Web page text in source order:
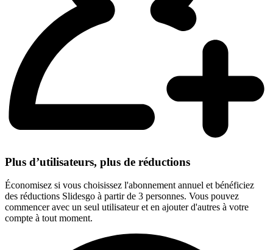
Plus d’utilisateurs, plus de réductions
Économisez si vous choisissez l'abonnement annuel et bénéficiez
des réductions Slidesgo à partir de 3 personnes. Vous pouvez
commencer avec un seul utilisateur et en ajouter d'autres à votre
compte à tout moment.